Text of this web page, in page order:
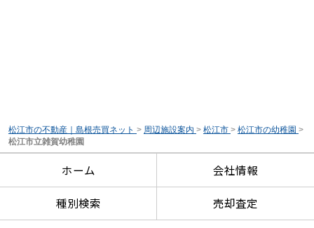
松江市の不動産｜島根売買ネット > 周辺施設案内 > 松江市 > 松江市の幼稚園 >
松江市立雑賀幼稚園
ホーム 会社情報
種別検索 売却査定